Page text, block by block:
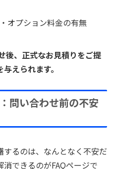
オプション料金の有無
後、正式なお見積りをご提
えられます。
問い合わせ前の不安
るのは、なんとなく不安だ
できるのがFAQページで